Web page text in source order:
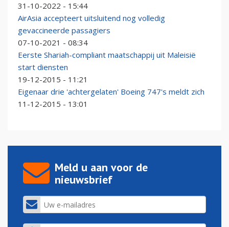
31-10-2022 - 15:44
AirAsia accepteert uitsluitend nog volledig
gevaccineerde passagiers
07-10-2021 - 08:34
Eerste Shariah-compliant maatschappij uit Maleisië
start diensten
19-12-2015 - 11:21
Eigenaar drie 'achtergelaten' Boeing 747's meldt zich
11-12-2015 - 13:01
Meld u aan voor de
nieuwsbrief